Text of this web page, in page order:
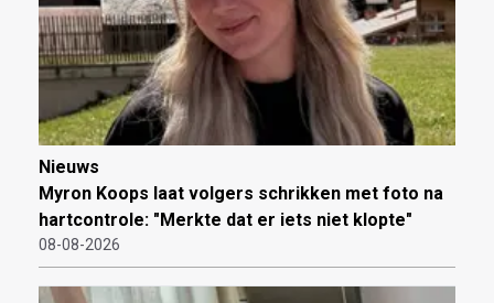
Nieuws
Myron Koops laat volgers schrikken met foto na
hartcontrole: "Merkte dat er iets niet klopte"
08-08-2026